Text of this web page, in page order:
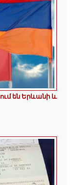
են Երևանի և